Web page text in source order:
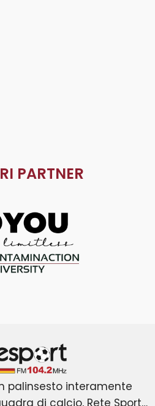
PARTNER
ToYou
Retesport 104.2 FM
palinsesto interamente